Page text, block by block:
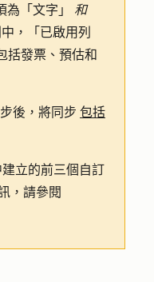
為「文字」 和
，「已啟用列
括發票、預估和
後，將同步 包括
立的前三個自訂
，請參閱